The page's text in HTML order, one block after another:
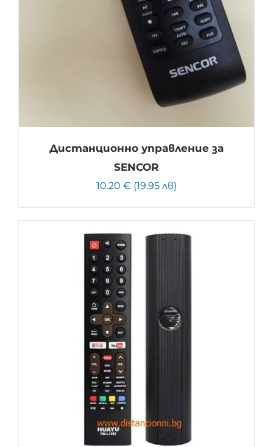
Дистанционно управление за
SENCOR
10.20 € (19.95 лв)